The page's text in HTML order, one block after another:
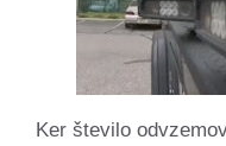
Ker število